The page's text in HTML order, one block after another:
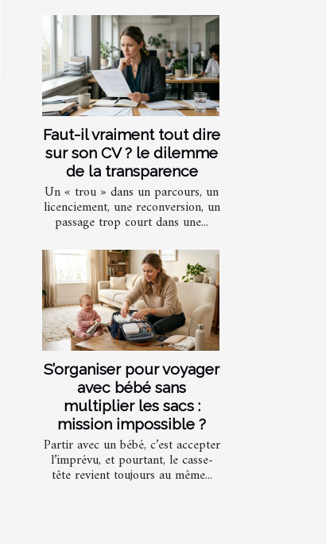
Faut-il vraiment tout dire
sur son CV ? le dilemme
de la transparence
Un « trou » dans un parcours, un
licenciement, une reconversion, un
passage trop court dans une...
S’organiser pour voyager
avec bébé sans
multiplier les sacs :
mission impossible ?
Partir avec un bébé, c’est accepter
l’imprévu, et pourtant, le casse-
tête revient toujours au même...